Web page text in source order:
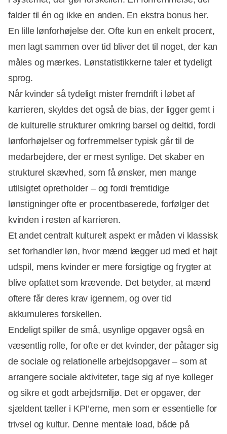
falder til én og ikke en anden. En ekstra bonus her.
En lille lønforhøjelse der. Ofte kun en enkelt procent,
men lagt sammen over tid bliver det til noget, der kan
måles og mærkes. Lønstatistikkerne taler et tydeligt
sprog.
Når kvinder så tydeligt mister fremdrift i løbet af
karrieren, skyldes det også de bias, der ligger gemt i
de kulturelle strukturer omkring barsel og deltid, fordi
lønforhøjelser og forfremmelser typisk går til de
medarbejdere, der er mest synlige. Det skaber en
strukturel skævhed, som få ønsker, men mange
utilsigtet opretholder – og fordi fremtidige
lønstigninger ofte er procentbaserede, forfølger det
kvinden i resten af karrieren.
Et andet centralt kulturelt aspekt er måden vi klassisk
set forhandler løn, hvor mænd lægger ud med et højt
udspil, mens kvinder er mere forsigtige og frygter at
blive opfattet som krævende. Det betyder, at mænd
oftere får deres krav igennem, og over tid
akkumuleres forskellen.
Endeligt spiller de små, usynlige opgaver også en
væsentlig rolle, for ofte er det kvinder, der påtager sig
de sociale og relationelle arbejdsopgaver – som at
arrangere sociale aktiviteter, tage sig af nye kolleger
og sikre et godt arbejdsmiljø. Det er opgaver, der
sjældent tæller i KPI’erne, men som er essentielle for
trivsel og kultur. Denne mentale load, både på